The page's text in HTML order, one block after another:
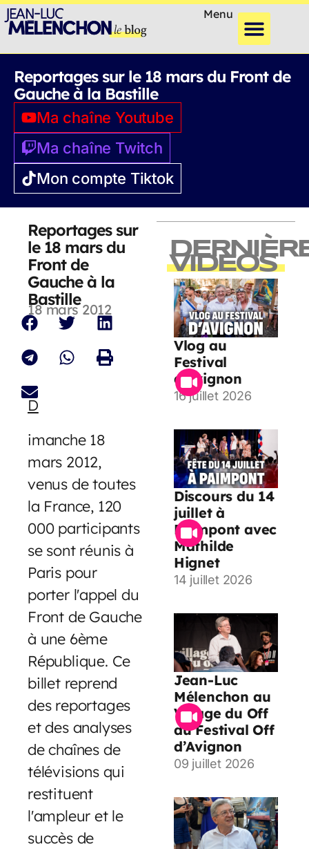
Menu
Reportages sur le 18 mars du Front de
Gauche à la Bastille
Ma chaîne Youtube
Ma chaîne Twitch
Mon compte Tiktok
Reportages sur
le 18 mars du
Front de
Gauche à la
Bastille
18 mars 2012
D
imanche 18
mars 2012,
venus de toutes
la France, 120
000 participants
se sont réunis à
Paris pour
porter l'appel du
Front de Gauche
à une 6ème
République. Ce
billet reprend
des reportages
et des analyses
de chaînes de
télévisions qui
restituent
l'ampleur et le
succès de
VIDEOS
Vlog au
Festival
d’Avignon
16 juillet 2026
Discours du 14
juillet à
Paimpont avec
Mathilde
Hignet
14 juillet 2026
Jean-Luc
Mélenchon au
Village du Off
du Festival Off
d’Avignon
09 juillet 2026